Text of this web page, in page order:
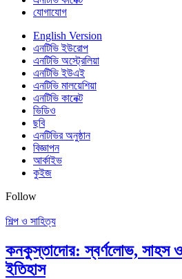
যোগাযোগ
English Version
এনটিভি ইউরোপ
এনটিভি অস্ট্রেলিয়া
এনটিভি ইউএই
এনটিভি মালয়েশিয়া
এনটিভি কানেক্ট
ভিডিও
ছবি
এনটিভির অনুষ্ঠান
বিজ্ঞাপন
আর্কাইভ
কুইজ
Follow
শিল্প ও সাহিত্য
কনকুস্তাদোর: স্বর্ণলোভ, সাহস ও
ইতিহাস